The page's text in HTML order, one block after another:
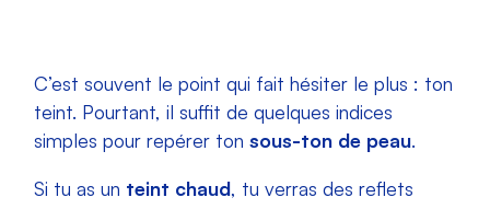
C’est souvent le point qui fait hésiter le plus : ton
teint. Pourtant, il suffit de quelques indices
simples pour repérer tonsous-ton de peau.
Si tu as un teint chaud, tu verras des reflets